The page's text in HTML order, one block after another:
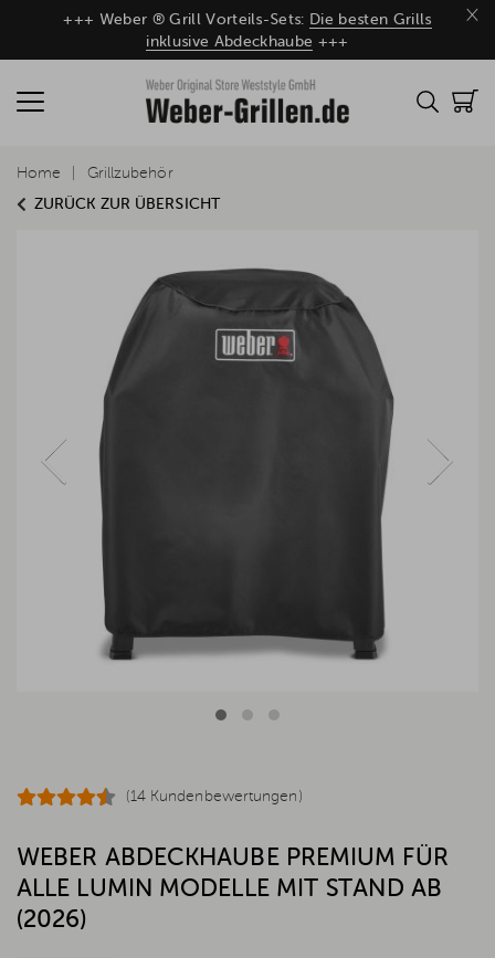
×
+++ Weber ® Grill Vorteils-Sets: Die besten Grills
inklusive Abdeckhaube +++
ZURÜCK ZUR ÜBERSICHT
Home Grillzubehör
(14 Kundenbewertungen)
WEBER ABDECKHAUBE PREMIUM FÜR
ALLE LUMIN MODELLE MIT STAND AB
(2026)